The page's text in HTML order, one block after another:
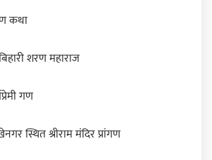
कथा
शरण महाराज
गण
स्थित श्रीराम मंदिर प्रांगण